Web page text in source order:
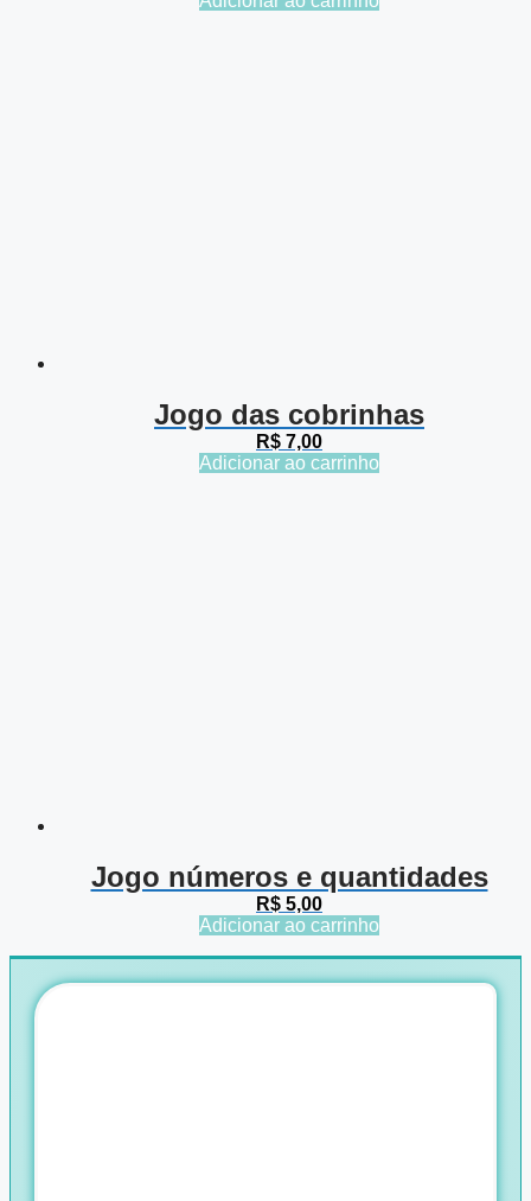
Jogo das cobrinhas
R$ 7,00
Adicionar ao carrinho
Jogo números e quantidades
R$ 5,00
Adicionar ao carrinho